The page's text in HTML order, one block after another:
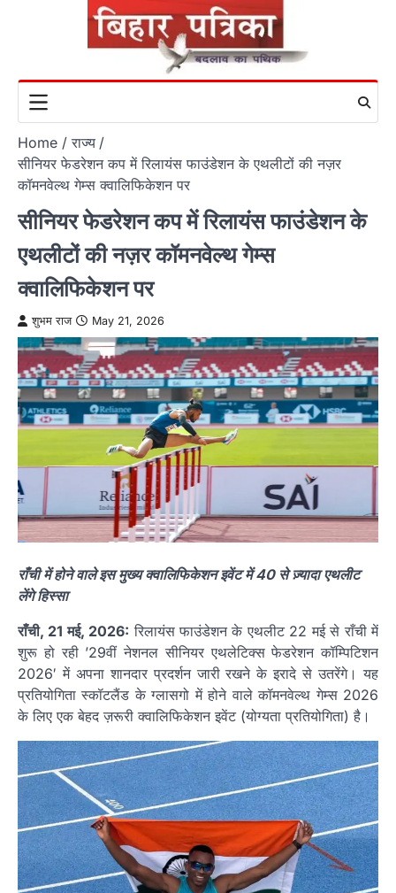
Home
राज्य
सीनियर फेडरेशन कप में रिलायंस फाउंडेशन के एथलीटों की नज़र
कॉमनवेल्थ गेम्स क्वालिफिकेशन पर
सीनियर फेडरेशन कप में रिलायंस फाउंडेशन के
एथलीटों की नज़र कॉमनवेल्थ गेम्स
क्वालिफिकेशन पर
शुभम राज May 21, 2026
राँची में होने वाले इस मुख्य क्वालिफिकेशन इवेंट में 40 से ज़्यादा एथलीट
लेंगे हिस्सा⁠
राँची, 21 मई, 2026: रिलायंस फाउंडेशन के एथलीट 22 मई से राँची में
शुरू हो रही ’29वीं नेशनल सीनियर एथलेटिक्स फेडरेशन कॉम्पिटिशन
2026′ में अपना शानदार प्रदर्शन जारी रखने के इरादे से उतरेंगे। यह
प्रतियोगिता स्कॉटलैंड के ग्लासगो में होने वाले कॉमनवेल्थ गेम्स 2026
के लिए एक बेहद ज़रूरी क्वालिफिकेशन इवेंट (योग्यता प्रतियोगिता) है।